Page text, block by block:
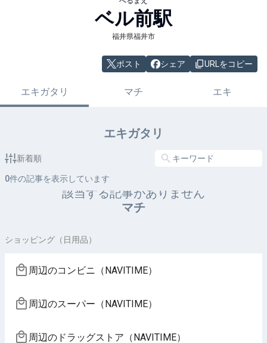
ベル前駅
福井県福井市
ポスト シェア URLをコピー
エキガタリ マチ エキ
エキガタリ
新着順
0件の記事を表示しています
該当する記事がありません
マチ
ショッピング（日用品）
周辺のコンビニ（NAVITIME）
周辺のスーパー（NAVITIME）
周辺のドラッグストア（NAVITIME）